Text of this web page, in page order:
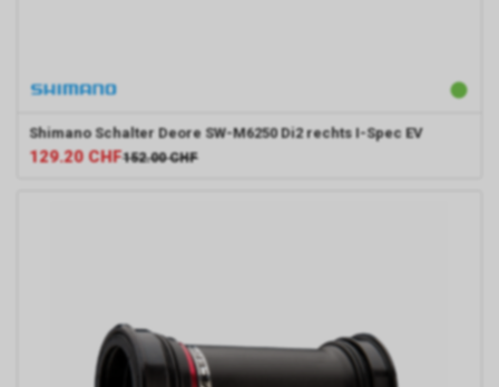
Shimano Schalter Deore SW-M6250 Di2 rechts I-Spec EV
129.20 CHF152.00 CHF